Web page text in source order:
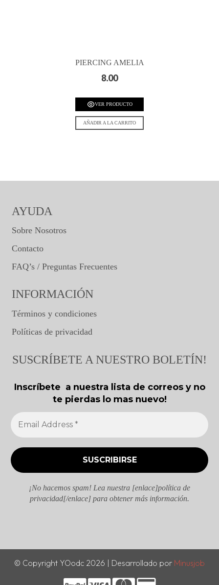
PIERCING AMELIA
8.00
VER PRODUCTO
AÑADIR A LA CARRITO
AYUDA
Sobre Nosotros
Contacto
FAQ’s / Preguntas Frecuentes
INFORMACIÓN
Términos y condiciones
Políticas de privacidad
SUSCRÍBETE A NUESTRO BOLETÍN!
Inscríbete a nuestra lista de correos y no
te pierdas lo mas nuevo!
¡No hacemos spam! Lea nuestra [enlace]política de
privacidad[/enlace] para obtener más información.
© Copyright YOodc 2026 | Desarrollado por Minusjob